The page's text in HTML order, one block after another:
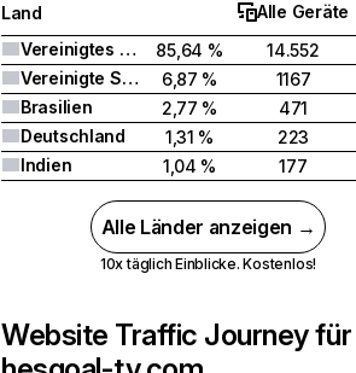
Land
Alle Geräte
Vereinigtes Königreich
85,64 %
14.552
Vereinigte Staaten
6,87 %
1167
Brasilien
2,77 %
471
Deutschland
1,31 %
223
Indien
1,04 % 177
Alle Länder anzeigen →
10x täglich Einblicke. Kostenlos!
Website Traffic Journey für